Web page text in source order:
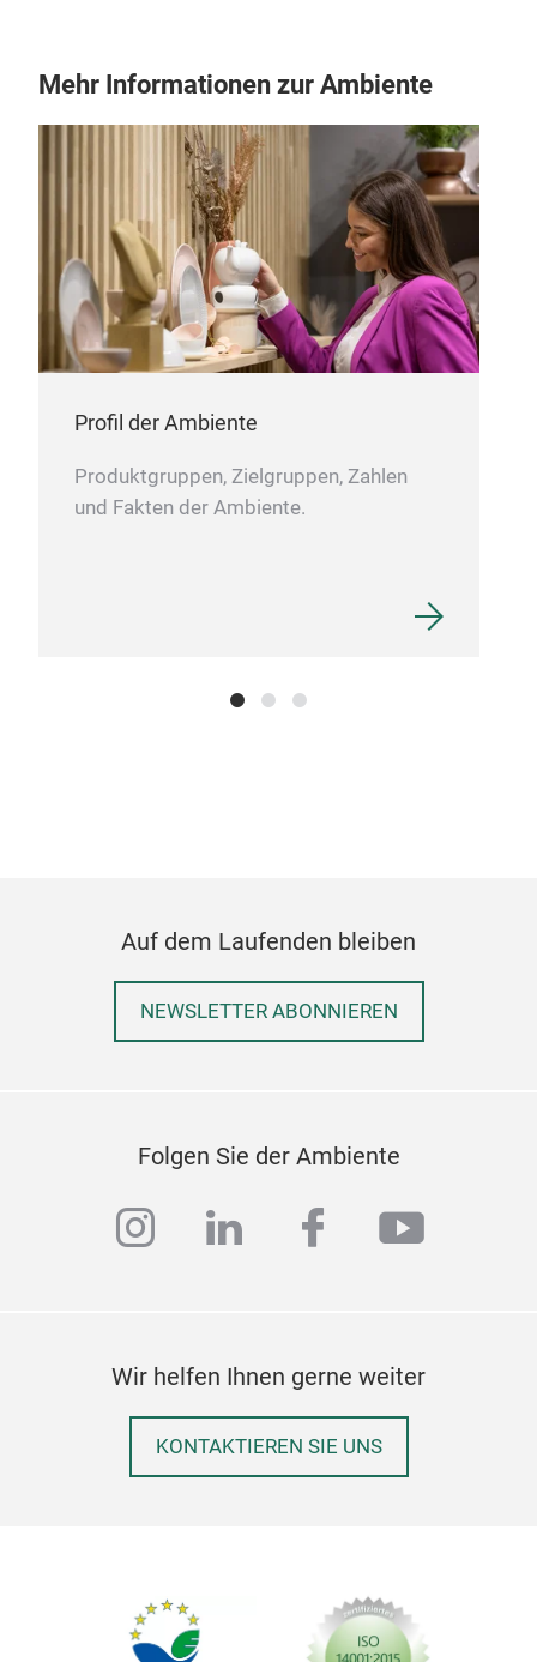
Mehr Informationen zur Ambiente
Profil der Ambiente
Produktgruppen, Zielgruppen, Zahlen
und Fakten der Ambiente.
Auf dem Laufenden bleiben
NEWSLETTER ABONNIEREN
Folgen Sie der Ambiente
instagram
linkedinfacebook
Wir helfen Ihnen gerne weiter
KONTAKTIEREN SIE UNS